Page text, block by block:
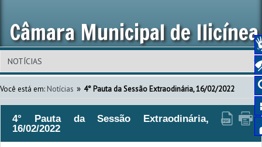
Câmara Municipal de Ilicínea
Você está em: Notícias » 4° Pauta da Sessão Extraodinária, 16/02/2022
4° Pauta da Sessão Extraodinária,
16/02/2022